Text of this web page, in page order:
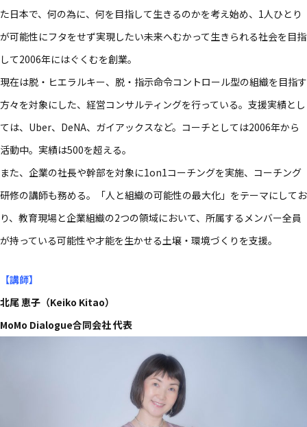
た日本で、何の為に、何を目指して生きるのかを考え始め、1人ひとり
が可能性にフタをせず実現したい未来へむかって生きられる社会を目指
して2006年にはぐくむを創業。
現在は脱・ヒエラルキー、脱・指示命令コントロール型の組織を目指す
方々を対象にした、経営コンサルティングを行っている。支援実績とし
ては、Uber、DeNA、ガイアックスなど。コーチとしては2006年から
活動中。実績は500を超える。
また、企業の社長や幹部を対象に1on1コーチングを実施、コーチング
研修の講師も務める。「人と組織の可能性の最大化」をテーマにしてお
り、教育現場と企業組織の2つの領域において、所属するメンバー全員
が持っている可能性や才能を生かせる土壌・環境づくりを支援。
【講師】
北尾 恵子（Keiko Kitao）
MoMo Dialogue合同会社 代表